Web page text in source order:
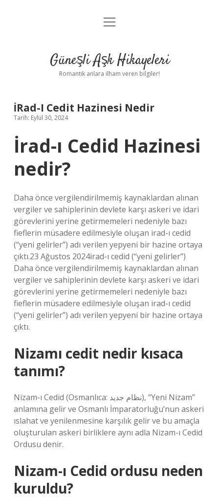
Anasayfa
Yasal Uyarı
menüyü
Güneşli Aşk Hikayeleri
Romantik anlara ilham veren bilgiler!
İRad-I Cedit Hazinesi Nedir
Tarih: Eylül 30, 2024
İrad-ı Cedid Hazinesi
nedir?
Daha önce vergilendirilmemiş kaynaklardan alınan
vergiler ve sahiplerinin devlete karşı askeri ve idari
görevlerini yerine getirmemeleri nedeniyle bazı
fieflerin müsadere edilmesiyle oluşan irad-ı cedid
(“yeni gelirler”) adı verilen yepyeni bir hazine ortaya
çıktı.23 Ağustos 2024irad-ı cedid (“yeni gelirler”)
Daha önce vergilendirilmemiş kaynaklardan alınan
vergiler ve sahiplerinin devlete karşı askeri ve idari
görevlerini yerine getirmemeleri nedeniyle bazı
fieflerin müsadere edilmesiyle oluşan irad-ı cedid
(“yeni gelirler”) adı verilen yepyeni bir hazine ortaya
çıktı.
Nizamı cedit nedir kısaca
tanımı?
Nizam-ı Cedid (Osmanlıca: نظام جديد), “Yeni Nizam”
anlamına gelir ve Osmanlı İmparatorluğu’nun askeri
ıslahat ve yenilenmesine karşılık gelir ve bu amaçla
oluşturulan askeri birliklere aynı adla Nizam-ı Cedid
Ordusu denir.
Nizam-ı Cedid ordusu neden
kuruldu?